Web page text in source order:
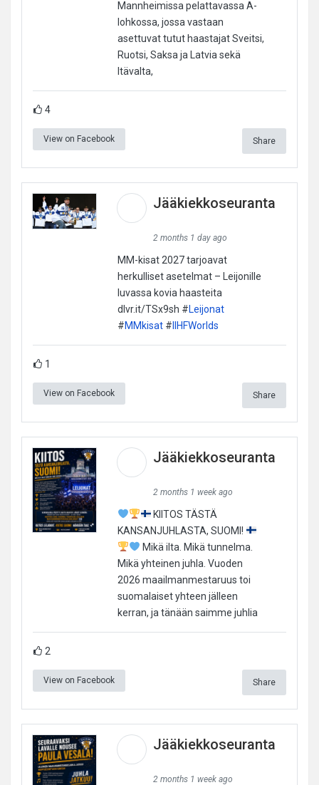
Mannheimissa pelattavassa A-
lohkossa, jossa vastaan
asettuvat tutut haastajat Sveitsi,
Ruotsi, Saksa ja Latvia sekä
Itävalta,
4
View on Facebook Share
Jääkiekkoseuranta
2 months 1 day ago
MM-kisat 2027 tarjoavat
herkulliset asetelmat – Leijonille
luvassa kovia haasteita
dlvr.it/TSx9sh #Leijonat
#MMkisat#IIHFWorlds
1
View on Facebook Share
Jääkiekkoseuranta
2 months 1 week ago
KIITOS TÄSTÄ
KANSANJUHLASTA, SUOMI!
Mikä ilta. Mikä tunnelma.
Mikä yhteinen juhla. Vuoden
2026 maailmanmestaruus toi
suomalaiset yhteen jälleen
kerran, ja tänään saimme juhlia
2
View on Facebook Share
Jääkiekkoseuranta
2 months 1 week ago